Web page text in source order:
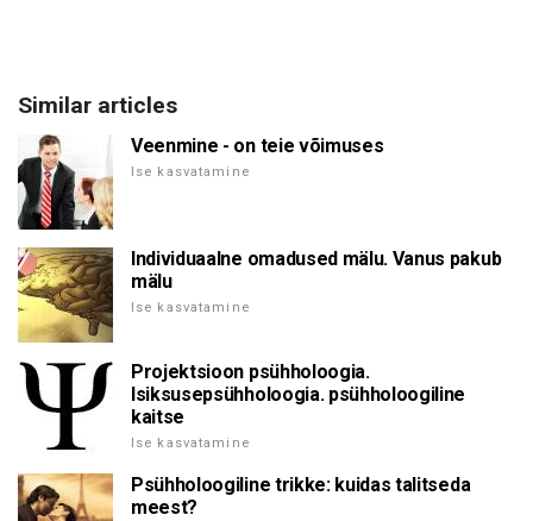
Similar articles
Veenmine - on teie võimuses
Ise kasvatamine
Individuaalne omadused mälu. Vanus pakub
mälu
Ise kasvatamine
Projektsioon psühholoogia.
Isiksusepsühholoogia. psühholoogiline
kaitse
Ise kasvatamine
Psühholoogiline trikke: kuidas talitseda
meest?